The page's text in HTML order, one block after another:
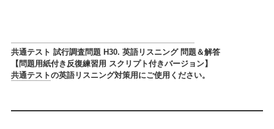
共通テスト 試行調査問題 H30. 英語リスニング 問題＆解答
【問題用紙付き反復練習用 スクリプト付きバージョン】
共通テストの英語リスニング対策用にご使用ください。